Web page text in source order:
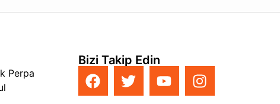
Perpa
Bizi Takip Edin